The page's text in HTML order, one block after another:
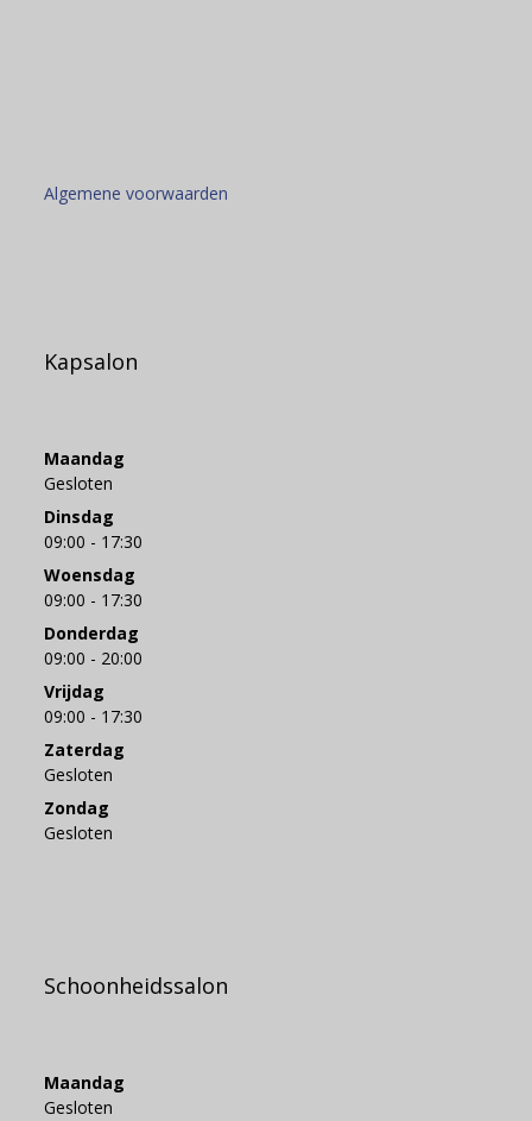
Algemene voorwaarden
Kapsalon
Maandag
Gesloten
Dinsdag
09:00 - 17:30
Woensdag
09:00 - 17:30
Donderdag
09:00 - 20:00
Vrijdag
09:00 - 17:30
Zaterdag
Gesloten
Zondag
Gesloten
Schoonheidssalon
Maandag
Gesloten